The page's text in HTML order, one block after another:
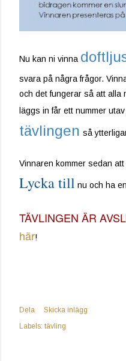
Nu kan ni vinna
svara på några frågor.
och det fungerar så att alla
läggs in får ett nummer utav
tävlingen så
Vinnaren kommer sedan
Lycka till nu och ha
TÄVLINGEN ÄR
här!
Dela
Skicka inlägg
Labels: tävling